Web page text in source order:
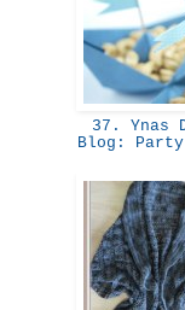
37. Ynas
Blog: